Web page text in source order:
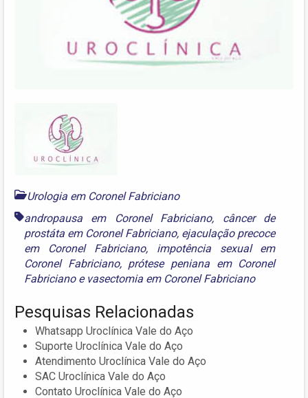
Urologia em Coronel Fabriciano
andropausa em Coronel Fabriciano, câncer de
prostáta em Coronel Fabriciano, ejaculação precoce
em Coronel Fabriciano, impotência sexual em
Coronel Fabriciano, prótese peniana em Coronel
Fabricianoe vasectomia em Coronel Fabriciano
Pesquisas Relacionadas
Whatsapp Uroclínica Vale do Aço
Suporte Uroclínica Vale do Aço
Atendimento Uroclínica Vale do Aço
SAC Uroclínica Vale do Aço
Contato Uroclínica Vale do Aço